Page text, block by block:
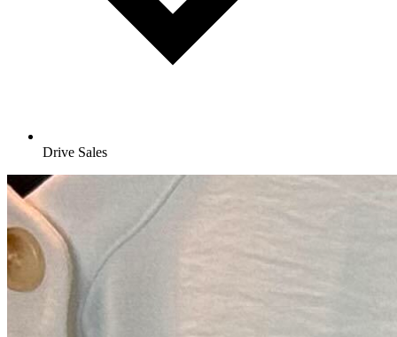
Drive Sales